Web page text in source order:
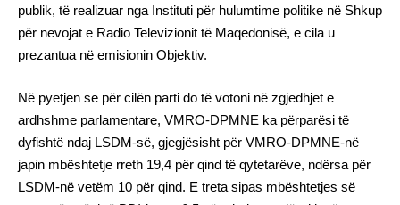
publik, të realizuar nga Instituti për hulumtime politike në Shkup
për nevojat e Radio Televizionit të Maqedonisë, e cila u
prezantua në emisionin Objektiv.
Në pyetjen se për cilën parti do të votoni në zgjedhjet e
ardhshme parlamentare, VMRO-DPMNE ka përparësi të
dyfishtë ndaj LSDM-së, gjegjësisht për VMRO-DPMNE-në
japin mbështetje rreth 19,4 për qind të qytetarëve, ndërsa për
LSDM-në vetëm 10 për qind. E treta sipas mbështetjes së